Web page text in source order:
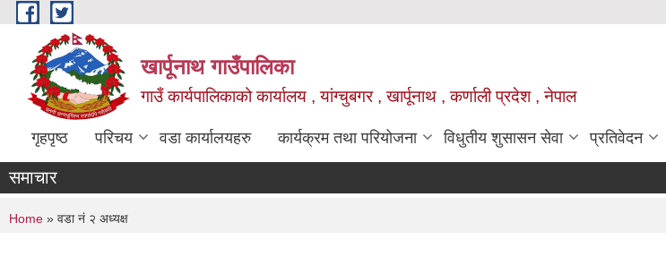
Skip to main content
खार्पूनाथ गाउँपालिका
गाउँ कार्यपालिकाको कार्यालय , यांग्चुबगर , खार्पूनाथ , कर्णाली प्रदेश , नेपाल
गृहपृष्ठ परिचय वडा कार्यालयहरु कार्यक्रम तथा परियोजना विधुतीय शुसासन सेवा प्रतिवेदन
समाचार
You are here
Home » वडा नं २ अध्यक्ष